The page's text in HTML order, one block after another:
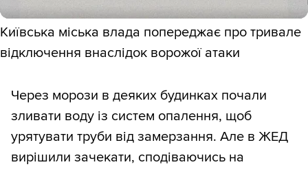
Київська міська влада попереджає про тривале
відключення внаслідок ворожої атаки
Через морози в деяких будинках почали
зливати воду із систем опалення, щоб
урятувати труби від замерзання. Але в ЖЕД
вирішили зачекати, сподіваючись на